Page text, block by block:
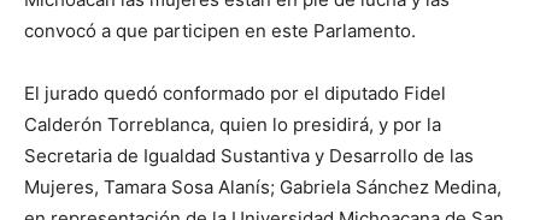
convocó a que participen en este Parlamento.
El jurado quedó conformado por el diputado Fidel
Calderón Torreblanca, quien lo presidirá, y por la
Secretaria de Igualdad Sustantiva y Desarrollo de las
Mujeres, Tamara Sosa Alanís; Gabriela Sánchez Medina,